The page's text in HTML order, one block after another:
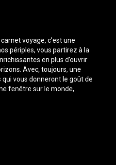
voyage, c’est une
périples, vous partirez à la
en plus d’ouvrir
Avec, toujours, une
vous donneront le goût de
fenêtre sur le monde,